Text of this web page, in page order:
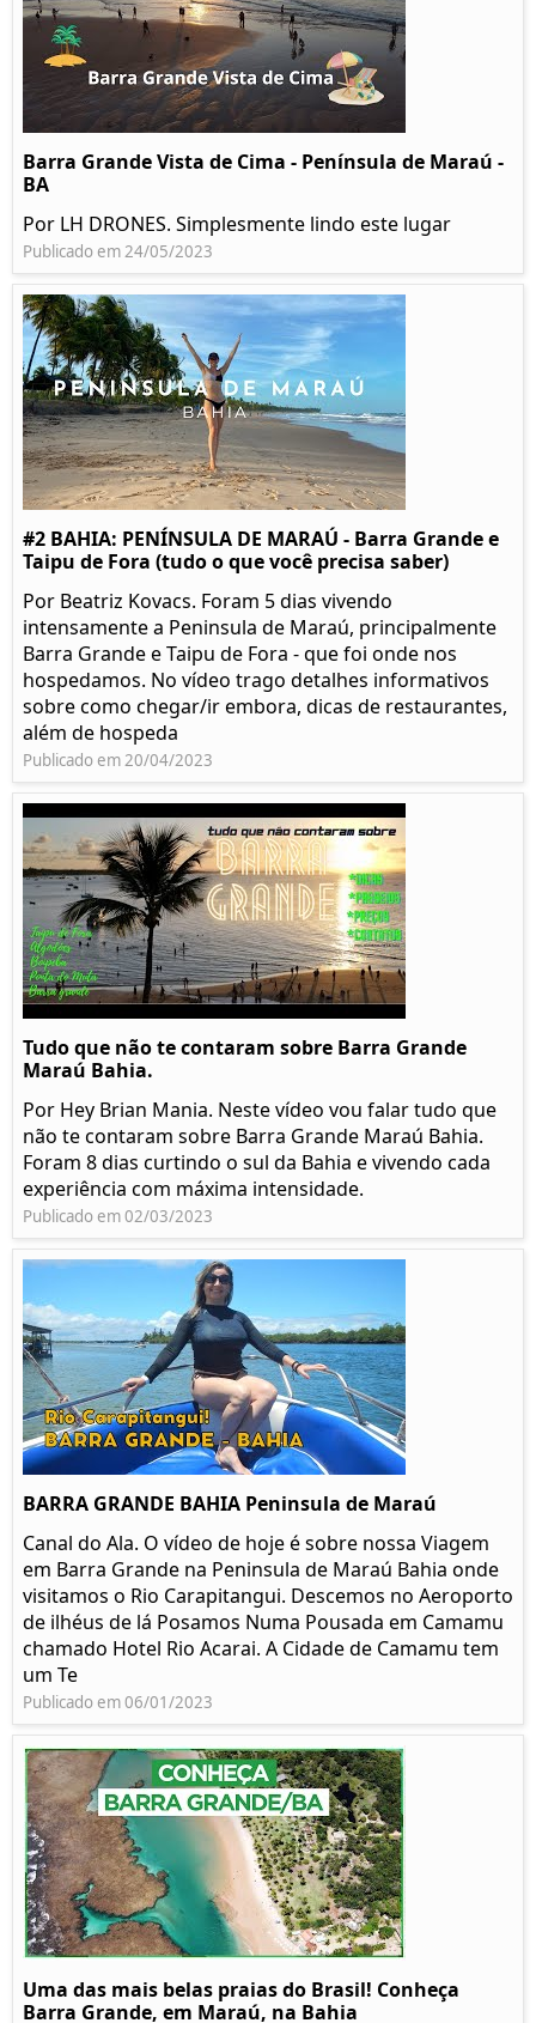
Barra Grande Vista de Cima - Península de Maraú -
BA
Por LH DRONES. Simplesmente lindo este lugar
Publicado em 24/05/2023
#2 BAHIA: PENÍNSULA DE MARAÚ - Barra Grande e
Taipu de Fora (tudo o que você precisa saber)
Por Beatriz Kovacs. Foram 5 dias vivendo
intensamente a Peninsula de Maraú, principalmente
Barra Grande e Taipu de Fora - que foi onde nos
hospedamos. No vídeo trago detalhes informativos
sobre como chegar/ir embora, dicas de restaurantes,
além de hospeda
Publicado em 20/04/2023
Tudo que não te contaram sobre Barra Grande
Maraú Bahia.
Por Hey Brian Mania. Neste vídeo vou falar tudo que
não te contaram sobre Barra Grande Maraú Bahia.
Foram 8 dias curtindo o sul da Bahia e vivendo cada
experiência com máxima intensidade.
Publicado em 02/03/2023
BARRA GRANDE BAHIA Peninsula de Maraú
Canal do Ala. O vídeo de hoje é sobre nossa Viagem
em Barra Grande na Peninsula de Maraú Bahia onde
visitamos o Rio Carapitangui. Descemos no Aeroporto
de ilhéus de lá Posamos Numa Pousada em Camamu
chamado Hotel Rio Acarai. A Cidade de Camamu tem
um Te
Publicado em 06/01/2023
Uma das mais belas praias do Brasil! Conheça
Barra Grande, em Maraú, na Bahia